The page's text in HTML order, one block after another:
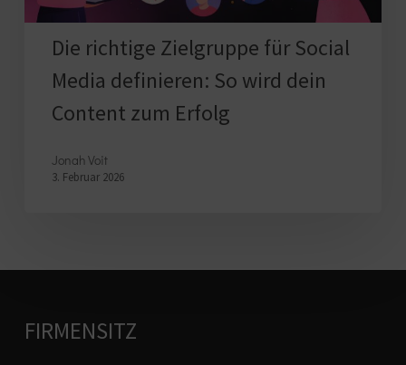
wird
dein
Content
zum
Erfolg
Die richtige Zielgruppe für Social
Media definieren: So wird dein
Content zum Erfolg
Jonah Voit
3. Februar 2026
FIRMENSITZ